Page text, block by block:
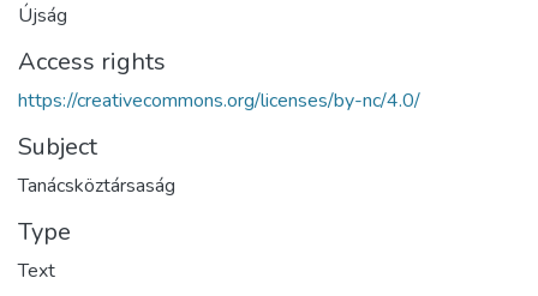
Újság
Access rights
https://creativecommons.org/licenses/by-nc/4.0/
Subject
Tanácsköztársaság
Type
Text